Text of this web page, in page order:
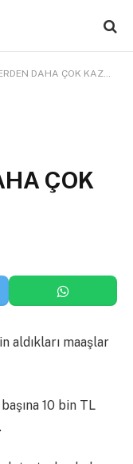
DAHA ÇOK KAZANIYOR
ÇOK
aldıkları maaşlar
10 bin TL